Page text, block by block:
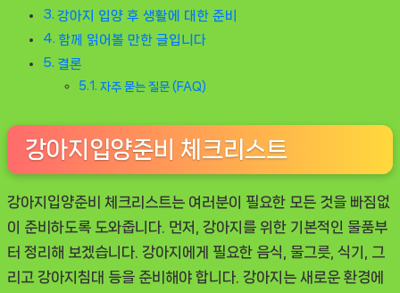
강아지 입양 후 생활에 대한 준비
함께 읽어볼 만한 글입니다
결론
자주 묻는 질문 (FAQ)
강아지입양준비 체크리스트
강아지입양준비 체크리스트는 여러분이 필요한 모든 것을 빠짐없
이 준비하도록 도와줍니다. 먼저, 강아지를 위한 기본적인 물품부
터 정리해 보겠습니다. 강아지에게 필요한 음식, 물그릇, 식기, 그
리고 강아지침대 등을 준비해야 합니다. 강아지는 새로운 환경에